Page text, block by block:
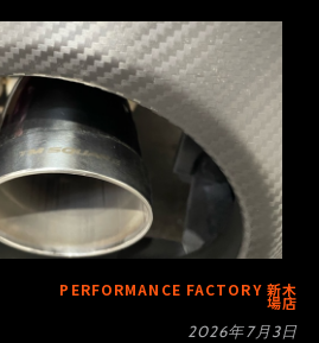
PERFORMANCE FACTORY 新木
場店
2026年7月3日